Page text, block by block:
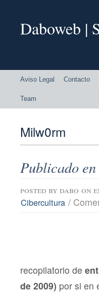
Daboweb |
Aviso Legal Contacto
Team
Milw0rm
Publicado
posted by dabo on
Cibercultura /
recopilatorio de
de 2009) por si en